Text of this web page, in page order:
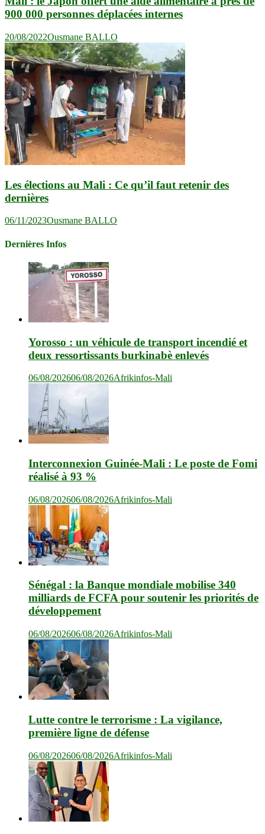
900 000 personnes déplacées internes
20/08/2022Ousmane BALLO
Les élections au Mali : Ce qu’il faut retenir des
dernières
06/11/2023Ousmane BALLO
Dernières Infos
Yorosso : un véhicule de transport incendié et
deux ressortissants burkinabè enlevés
06/08/202606/08/2026Afrikinfos-Mali
Interconnexion Guinée-Mali : Le poste de Fomi
réalisé à 93 %
06/08/202606/08/2026Afrikinfos-Mali
Sénégal : la Banque mondiale mobilise 340
milliards de FCFA pour soutenir les priorités de
développement
06/08/202606/08/2026Afrikinfos-Mali
Lutte contre le terrorisme : La vigilance,
première ligne de défense
06/08/202606/08/2026Afrikinfos-Mali